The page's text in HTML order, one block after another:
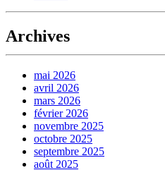
Archives
mai 2026
avril 2026
mars 2026
février 2026
novembre 2025
octobre 2025
septembre 2025
août 2025